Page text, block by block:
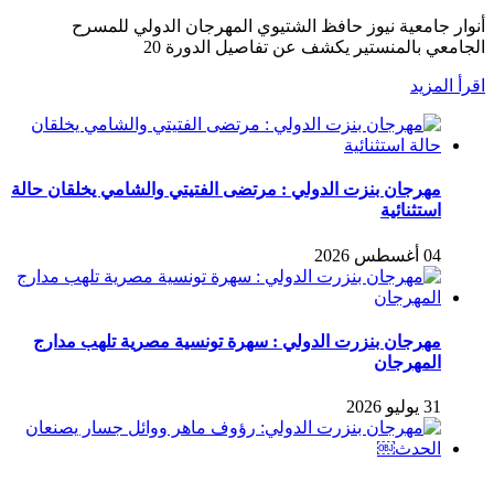
أنوار جامعية نيوز حافظ الشتيوي المهرجان الدولي للمسرح
الجامعي بالمنستير يكشف عن تفاصيل الدورة 20
اقرأ المزيد
مهرجان بنزت الدولي : مرتضى الفتيتي والشامي يخلقان حالة
استثنائية
04 أغسطس 2026
مهرجان بنزرت الدولي : سهرة تونسية مصرية تلهب مدارج
المهرجان
31 يوليو 2026